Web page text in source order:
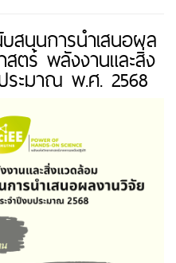
สนุนการนำเสนอผล
ตร์ พลังงานและสิ่ง
ระมาณ พ.ศ. 2568